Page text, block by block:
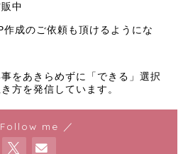
中
成のご依頼も頂けるようにな
をあきらめずに「できる」選択
方を発信しています。
me ／